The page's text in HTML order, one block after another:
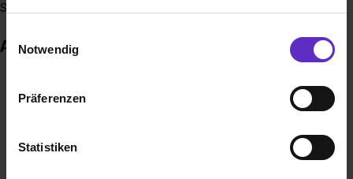
Benutzung der Webseite getroffenen Einstellungen zu
Webseite zu analysieren („Statistiken“), um
Informationen zu deiner Verwendung unserer Website an
Notwendig
Präferenzen
Statistiken
Studienangebote.
Auszeichnungen